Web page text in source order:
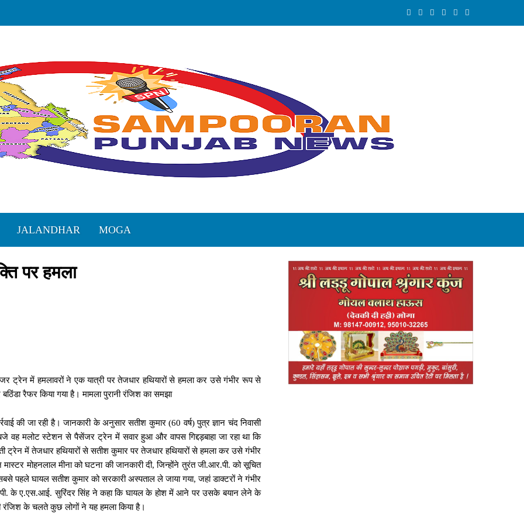
JALANDHAR MOGA
पर हमला
ट्रेन में हमलावरों ने एक यात्री पर तेजधार हथियारों से हमला कर उसे गंभीर रूप से
रैफर किया गया है। मामला पुरानी रंजिश का समझा
की जा रही है। जानकारी के अनुसार सतीश कुमार (60 वर्ष) पुत्र ज्ञान चंद निवासी
वह मलोट स्टेशन से पैसेंजर ट्रेन में सवार हुआ और वापस गिद्दड़बाहा जा रहा था कि
में तेजधार हथियारों से सतीश कुमार पर तेजधार हथियारों से हमला कर उसे गंभीर
मोहनलाल मीना को घटना की जानकारी दी, जिन्होंने तुरंत जी.आर.पी. को सूचित
पहले घायल सतीश कुमार को सरकारी अस्पताल ले जाया गया, जहां डाक्टरों ने गंभीर
के ए.एस.आई. सुरिंदर सिंह ने कहा कि घायल के होश में आने पर उसके बयान लेने के
रंजिश के चलते कुछ लोगों ने यह हमला किया है।